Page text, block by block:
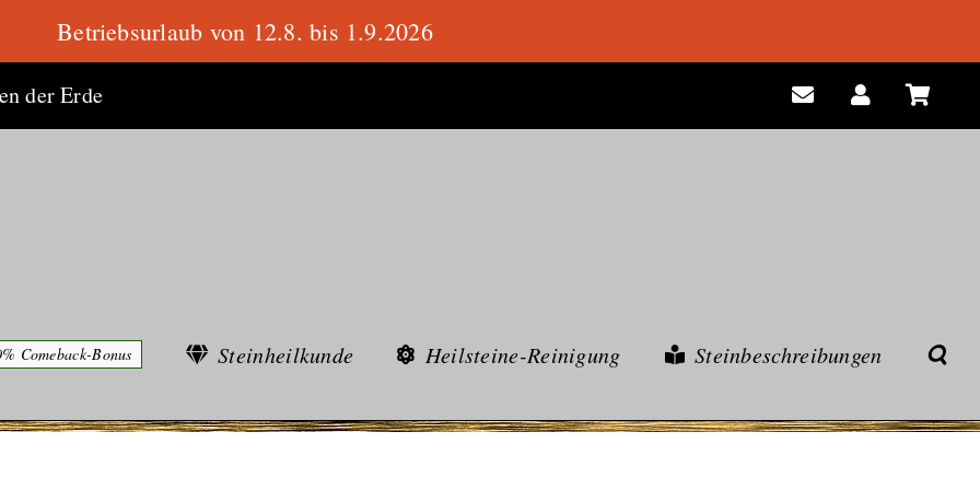
der Erde
Comeback-Bonus Steinheilkunde Heilsteine-Reinigung Steinbeschreibungen
Betriebsurlaub von 12.8. bis 1.9.2026